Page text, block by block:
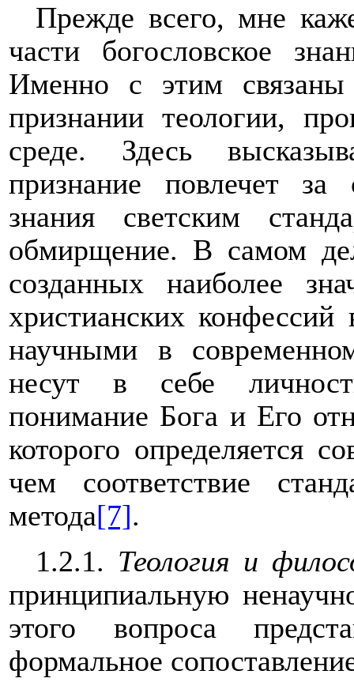
Прежде всего, мне
части богословское
Именно с этим связаны
признании теологии,
среде. Здесь
признание повлечет за
знания светским
обмирщение. В самом
созданных наиболее
христианских
научными в
несут в себе
понимание Бога и Его
которого определяется
чем соответствие
метода[7].
1.2.1. Теология и
принципиальную
этого вопроса
формальное